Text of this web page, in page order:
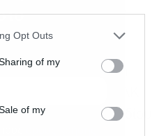
Opt Outs
of my
of my
αύξηση μεριδίων
δικτύου.
μια σημαντική
υλοποίηση του σχεδίου